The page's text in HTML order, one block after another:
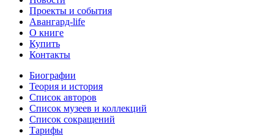
Проекты и события
Авангард-life
О книге
Купить
Контакты
Биографии
Теория и история
Список авторов
Список музеев и коллекций
Список сокращений
Тарифы